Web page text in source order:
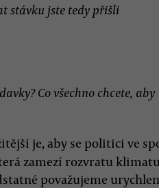
stávku jste tedy přišli
Co všechno chcete, aby
je, aby se politici ve
zamezí rozvratu
považujeme